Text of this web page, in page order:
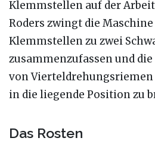
Klemmstellen auf der
Roders zwingt die Maschine
Klemmstellen zu zwei
zusammenzufassen und
von Vierteldrehungsriemen
in die liegende Position zu
Das Rosten